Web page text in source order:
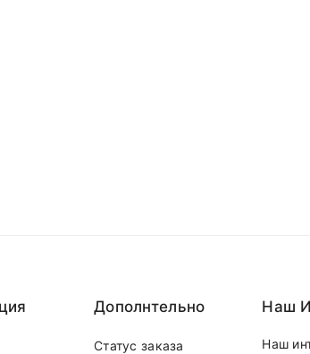
Дополнтельно
Статус заказа
Наш
Наш